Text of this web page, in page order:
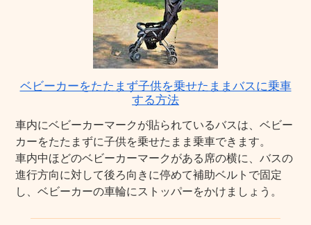
ベビーカーをたたまず子供を乗せたままバスに乗車
する方法
車内にベビーカーマークが貼られているバスは、ベビー
カーをたたまずに子供を乗せたまま乗車できます。
車内中ほどのベビーカーマークがある席の横に、バスの
進行方向に対して後ろ向きに停めて補助ベルトで固定
し、ベビーカーの車輪にストッパーをかけましょう。